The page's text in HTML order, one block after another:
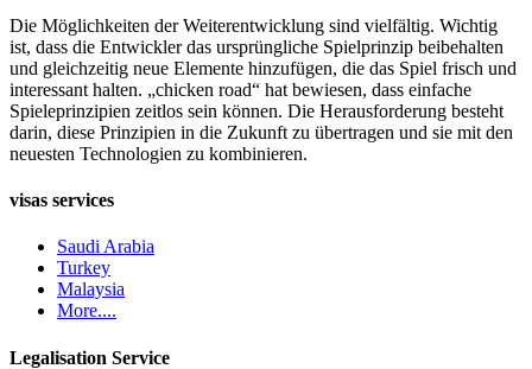
Die Möglichkeiten der Weiterentwicklung sind vielfältig. Wichtig
ist, dass die Entwickler das ursprüngliche Spielprinzip beibehalten
und gleichzeitig neue Elemente hinzufügen, die das Spiel frisch und
interessant halten. „chicken road“ hat bewiesen, dass einfache
Spieleprinzipien zeitlos sein können. Die Herausforderung besteht
darin, diese Prinzipien in die Zukunft zu übertragen und sie mit den
neuesten Technologien zu kombinieren.
visas services
Saudi Arabia
Turkey
Malaysia
More....
Legalisation Service